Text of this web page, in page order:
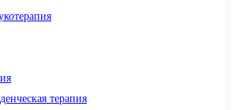
терапия